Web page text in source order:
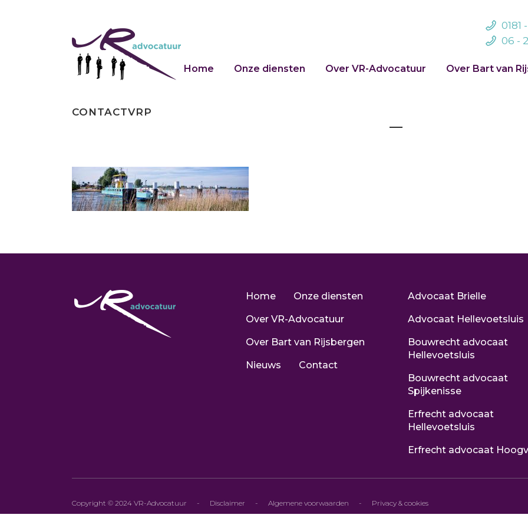
0181
06 -
Home Onze diensten Over VR-Advocatuur Over Bart van
CONTACTVRP
Home Onze diensten
Over VR-Advocatuur
Over Bart van Rijsbergen
Nieuws Contact
Advocaat Brielle
Advocaat Hellevoetsluis
Bouwrecht advocaat
Hellevoetsluis
Bouwrecht advocaat
Spijkenisse
Erfrecht advocaat
Hellevoetsluis
Erfrecht advocaat
Copyright © 2024 VR-Advocatuur - Disclaimer - Algemene voorwaarden - Privacy & cookies